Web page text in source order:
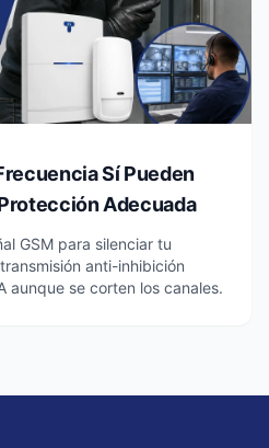
Sí Pueden
Adecuada
GSM para silenciar tu
anti-inhibición
aunque se corten los canales.